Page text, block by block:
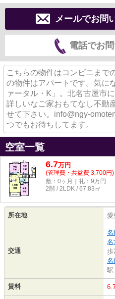
メールでお問
電話でお
こちらの物件はコンビニまで
の物件はアパートです。気に
ァータル・K」。北名古屋市
詳しいなご家おもてなし不動
せて下さい。info@ngy-
つでもお待ちしてます。
空室一覧
6.7万円
(管理費・共益費 3,700円)
敷：0ヶ月｜礼：9万円
2階 / 2LDK / 67.83㎡
所在地 愛
交通
名
名
歩
名
駅
賃料